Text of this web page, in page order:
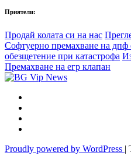
Приятели:
Продай колата си на нас
Софтуерно премахване на дпф
обезщетение при катастрофа
Премахване на егр клапан
Proudly powered by WordPress |